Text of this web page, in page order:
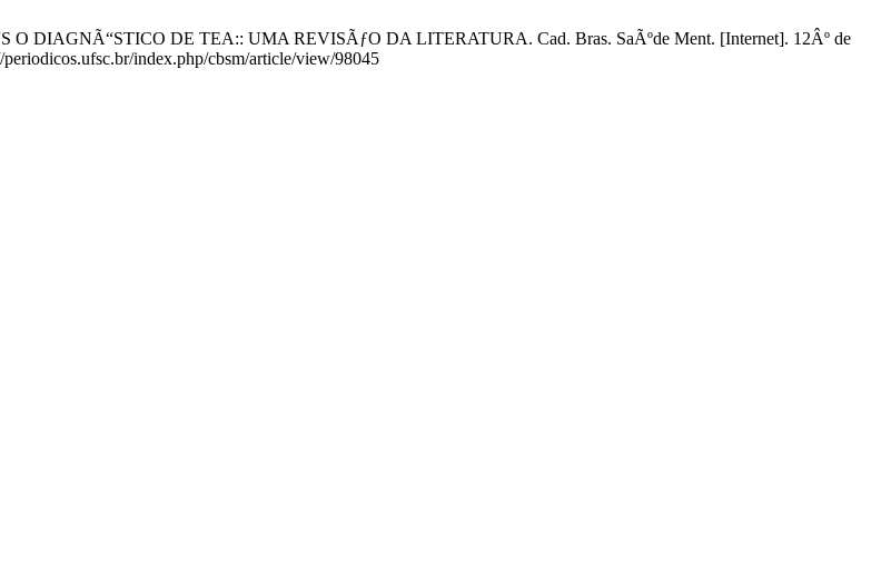
DIAGNÃ“STICO DE TEA:: UMA REVISÃƒO DA LITERATURA. Cad. Bras. SaÃºde Ment. [Internet]. 12Âº de
index.php/cbsm/article/view/98045